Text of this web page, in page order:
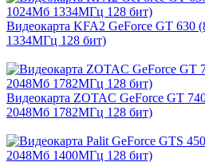
Видеокарта KFA2 GeForce GT
1334МГц 128 бит)
Видеокарта ZOTAC GeForce GT
2048Мб 1782МГц 128 бит)